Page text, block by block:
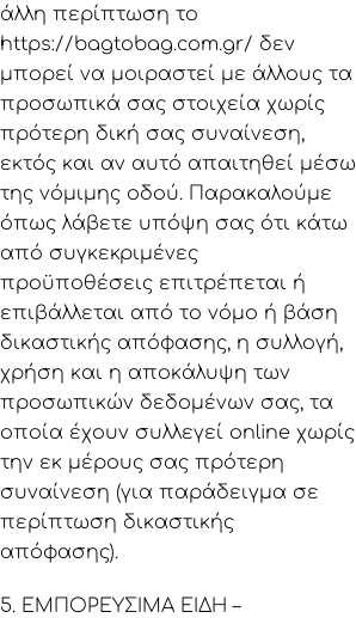
άλλη περίπτωση το
https://bagtobag.com.gr/ δεν
μπορεί να μοιραστεί με άλλους τα
προσωπικά σας στοιχεία χωρίς
πρότερη δική σας συναίνεση,
εκτός και αν αυτό απαιτηθεί μέσω
της νόμιμης οδού. Παρακαλούμε
όπως λάβετε υπόψη σας ότι κάτω
από συγκεκριμένες
προϋποθέσεις επιτρέπεται ή
επιβάλλεται από το νόμο ή βάση
δικαστικής απόφασης, η συλλογή,
χρήση και η αποκάλυψη των
προσωπικών δεδομένων σας, τα
οποία έχουν συλλεγεί online χωρίς
την εκ μέρους σας πρότερη
συναίνεση (για παράδειγμα σε
περίπτωση δικαστικής
απόφασης).
5. ΕΜΠΟΡΕΥΣΙΜΑ ΕΙΔΗ –